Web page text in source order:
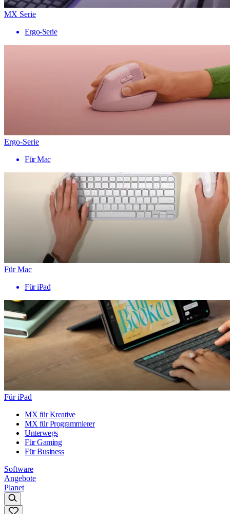
MX Serie
Ergo-Serie
Ergo-Serie
Für Mac
Für Mac
Für iPad
Für iPad
MX für Kreative
MX für Programmierer
Unterwegs
Für Gaming
Für Business
Software
Angebote
Planet